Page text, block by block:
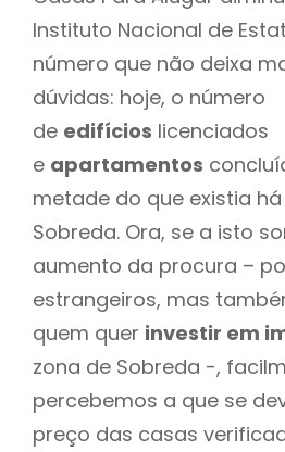
Instituto Nacional de
número que não deixa
dúvidas: hoje, o número
de edifícios licenciados
e apartamentos
metade do que existia há
Sobreda. Ora, se a isto
aumento da procura –
estrangeiros, mas
quem quer investir em
zona de Sobreda -,
percebemos a que se
preço das casas